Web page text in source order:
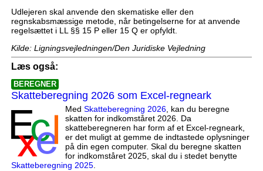
Udlejeren skal anvende den skematiske eller den
regnskabsmæssige metode, når betingelserne for at anvende
regelsættet i LL §§ 15 P eller 15 Q er opfyldt.
Kilde: Ligningsvejledningen/Den Juridiske Vejledning
Læs også:
BEREGNER
Skatteberegning 2026 som Excel-regneark
Med Skatteberegning 2026, kan du beregne
skatten for indkomståret 2026. Da
skatteberegneren har form af et Excel-regneark,
er det muligt at gemme de indtastede oplysninger
på din egen computer. Skal du beregne skatten
for indkomståret 2025, skal du i stedet benytte
Skatteberegning 2025.